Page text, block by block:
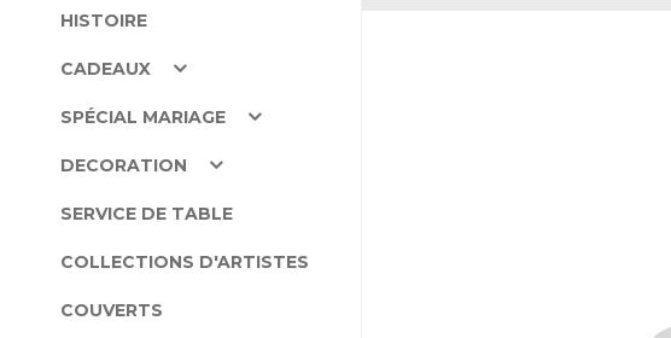
HISTOIRE
CADEAUX
SPÉCIAL MARIAGE
DECORATION
SERVICE DE TABLE
COLLECTIONS D'ARTISTES
COUVERTS